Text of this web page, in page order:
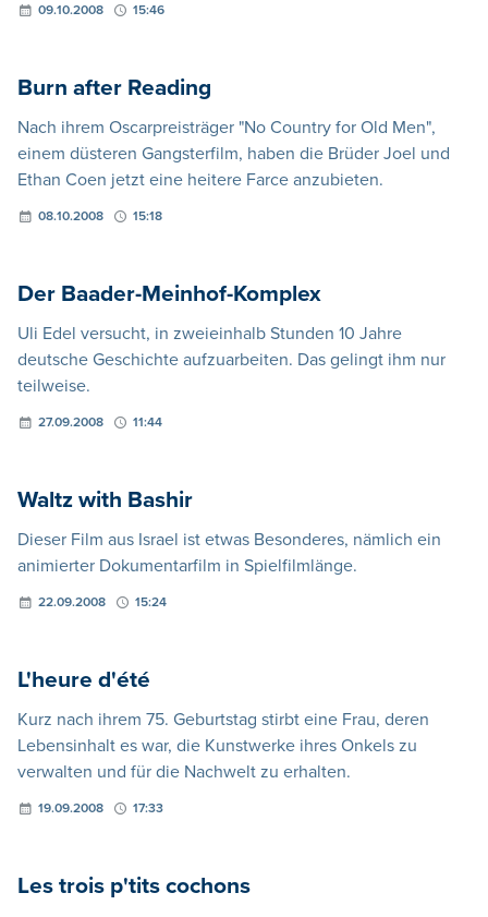
09.10.2008 15:46
Burn after Reading
Nach ihrem Oscarpreisträger "No Country for Old Men",
einem düsteren Gangsterfilm, haben die Brüder Joel und
Ethan Coen jetzt eine heitere Farce anzubieten.
08.10.2008 15:18
Der Baader-Meinhof-Komplex
Uli Edel versucht, in zweieinhalb Stunden 10 Jahre
deutsche Geschichte aufzuarbeiten. Das gelingt ihm nur
teilweise.
27.09.2008 11:44
Waltz with Bashir
Dieser Film aus Israel ist etwas Besonderes, nämlich ein
animierter Dokumentarfilm in Spielfilmlänge.
22.09.2008 15:24
L'heure d'été
Kurz nach ihrem 75. Geburtstag stirbt eine Frau, deren
Lebensinhalt es war, die Kunstwerke ihres Onkels zu
verwalten und für die Nachwelt zu erhalten.
19.09.2008 17:33
Les trois p'tits cochons